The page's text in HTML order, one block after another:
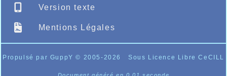
Version texte
Mentions Légales
Propulsé par GuppY© 2005-2026 Sous Licence Libre CeCILL
Document généré en 0.01 seconde